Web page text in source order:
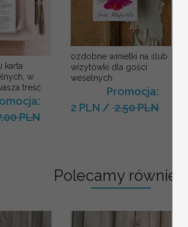
karta
w
treść
PLN
ozdobne winietki na ślub
wizytówki dla gości
weselnych
Promocja:
2 PLN /2.50 PLN
Polecamy również: